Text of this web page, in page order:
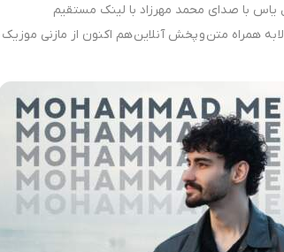
یاس با صدای محمد مهرزاد با لینک مستقیم
به همراه متن و پخش آنلاین هم اکنون از مازنی موزیک